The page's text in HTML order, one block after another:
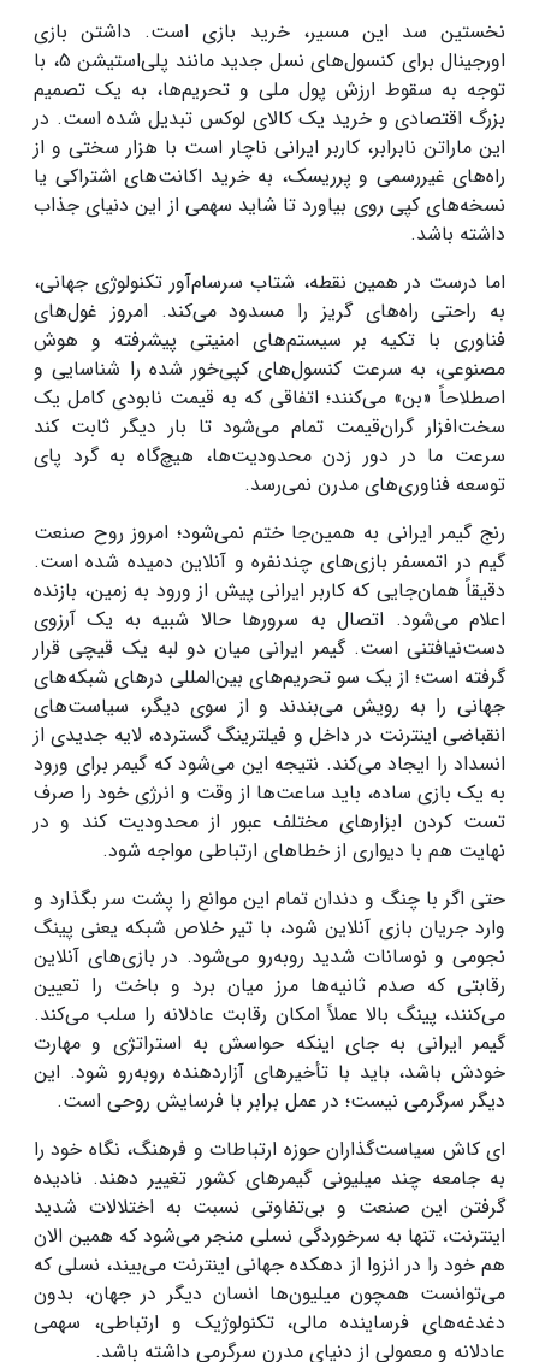
نخستین سد این مسیر، خرید بازی است. داشتن بازی
اورجینال برای کنسول‌های نسل جدید مانند پلی‌استیشن ۵، با
توجه به سقوط ارزش پول ملی و تحریم‌ها، به یک تصمیم
بزرگ اقتصادی و خرید یک کالای لوکس تبدیل شده است. در
این ماراتن نابرابر، کاربر ایرانی ناچار است با هزار سختی و از
راه‌های غیررسمی و پرریسک، به خرید اکانت‌های اشتراکی یا
نسخه‌های کپی روی بیاورد تا شاید سهمی از این دنیای جذاب
داشته باشد.
اما درست در همین نقطه، شتاب سرسام‌آور تکنولوژی جهانی،
به راحتی راه‌های گریز را مسدود می‌کند. امروز غول‌های
فناوری با تکیه بر سیستم‌های امنیتی پیشرفته و هوش
مصنوعی، به سرعت کنسول‌های کپی‌خور شده را شناسایی و
اصطلاحاً «بن» می‌کنند؛ اتفاقی که به قیمت نابودی کامل یک
سخت‌افزار گران‌قیمت تمام می‌شود تا بار دیگر ثابت کند
سرعت ما در دور زدن محدودیت‌ها، هیچ‌گاه به گرد پای
توسعه فناوری‌های مدرن نمی‌رسد.
رنج گیمر ایرانی به همین‌جا ختم نمی‌شود؛ امروز روح صنعت
گیم در اتمسفر بازی‌های چندنفره و آنلاین دمیده شده است.
دقیقاً همان‌جایی که کاربر ایرانی پیش از ورود به زمین، بازنده
اعلام می‌شود. اتصال به سرورها حالا شبیه به یک آرزوی
دست‌نیافتنی است. گیمر ایرانی میان دو لبه یک قیچی قرار
گرفته است؛ از یک سو تحریم‌های بین‌المللی درهای شبکه‌های
جهانی را به رویش می‌بندند و از سوی دیگر، سیاست‌های
انقباضی اینترنت در داخل و فیلترینگ گسترده، لایه جدیدی از
انسداد را ایجاد می‌کند. نتیجه این می‌شود که گیمر برای ورود
به یک بازی‌ ساده، باید ساعت‌ها از وقت و انرژی خود را صرف
تست کردن ابزارهای مختلف عبور از محدودیت کند و در
نهایت هم با دیواری از خطاهای ارتباطی مواجه شود.
حتی اگر با چنگ و دندان تمام این موانع را پشت سر بگذارد و
وارد جریان بازی آنلاین شود، با تیر خلاص شبکه یعنی پینگ
نجومی و نوسانات شدید روبه‌رو می‌شود. در بازی‌های آنلاین
رقابتی که صدم ثانیه‌ها مرز میان برد و باخت را تعیین
می‌کنند، پینگ بالا عملاً امکان رقابت عادلانه را سلب می‌کند.
گیمر ایرانی به جای اینکه حواسش به استراتژی و مهارت
خودش باشد، باید با تأخیرهای آزاردهنده روبه‌رو شود. این
دیگر سرگرمی نیست؛ در عمل برابر با فرسایش روحی است.
ای کاش سیاست‌گذاران حوزه ارتباطات و فرهنگ، نگاه خود را
به جامعه چند میلیونی گیمرهای کشور تغییر دهند. نادیده
گرفتن این صنعت و بی‌تفاوتی نسبت به اختلالات شدید
اینترنت، تنها به سرخوردگی نسلی منجر می‌شود که همین الان
هم خود را در انزوا از دهکده جهانی اینترنت می‌بیند، نسلی که
می‌توانست همچون میلیون‌ها انسان دیگر در جهان، بدون
دغدغه‌های فرساینده مالی، تکنولوژیک و ارتباطی، سهمی
عادلانه و معمولی از دنیای مدرن سرگرمی داشته باشد.